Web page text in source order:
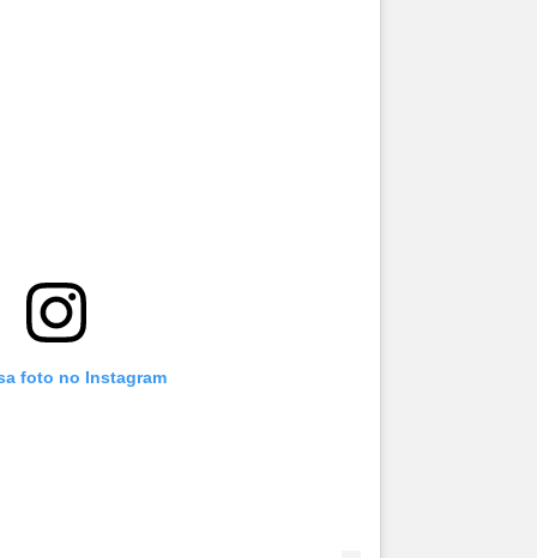
foto no Instagram